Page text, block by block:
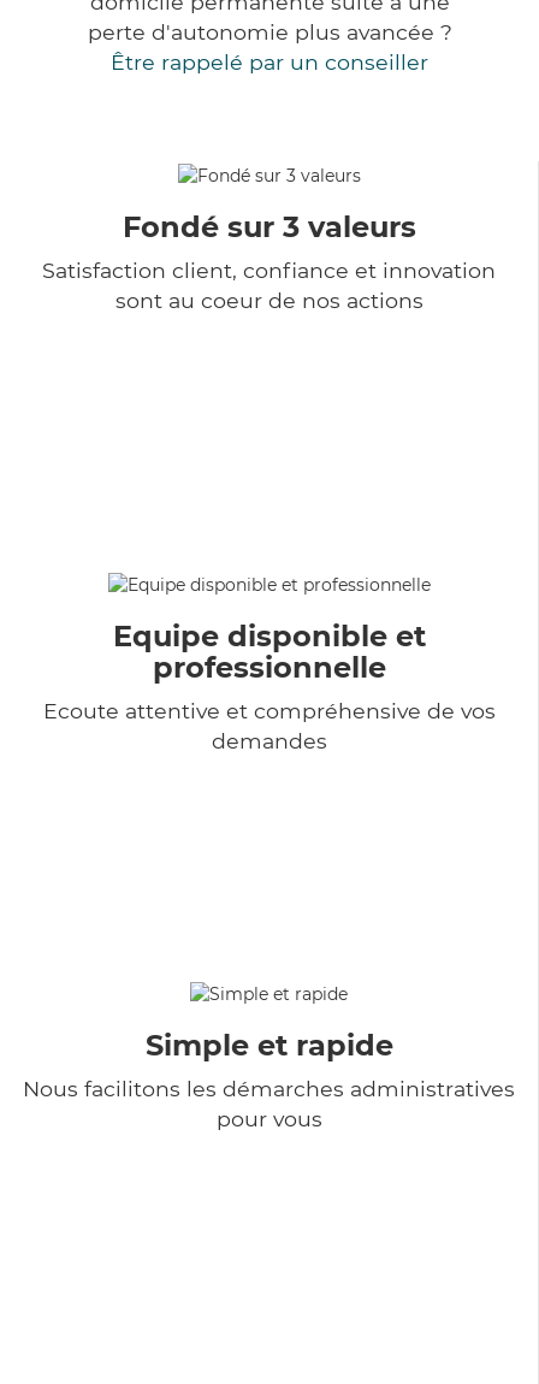
perte d'autonomie plus avancée ?
Être rappelé par un conseiller
Fondé sur 3 valeurs
Satisfaction client, confiance et innovation
sont au coeur de nos actions
Equipe disponible et
professionnelle
Ecoute attentive et compréhensive de vos
demandes
Simple et rapide
Nous facilitons les démarches administratives
pour vous